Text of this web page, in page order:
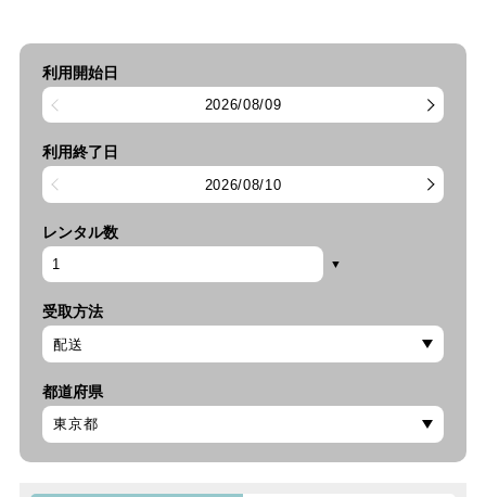
利用開始日
2026/08/09
利用終了日
2026/08/10
レンタル数
受取方法
都道府県